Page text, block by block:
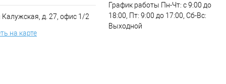
д. 27, офис 1/2
на карте
График работы Пн-Чт: с 9:00 до
18:00, Пт: 9:00 до 17:00, Сб-Вс:
Выходной